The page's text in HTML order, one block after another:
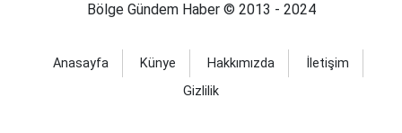
Bölge Gündem Haber © 2013 - 2024
Anasayfa Künye Hakkımızda
İletişim
Gizlilik